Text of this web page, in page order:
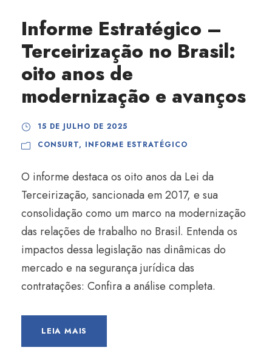
Informe Estratégico –
Terceirização no Brasil:
oito anos de
modernização e avanços
15 DE JULHO DE 2025
CONSURT, INFORME ESTRATÉGICO
O informe destaca os oito anos da Lei da
Terceirização, sancionada em 2017, e sua
consolidação como um marco na modernização
das relações de trabalho no Brasil. Entenda os
impactos dessa legislação nas dinâmicas do
mercado e na segurança jurídica das
contratações: Confira a análise completa.
LEIA MAIS